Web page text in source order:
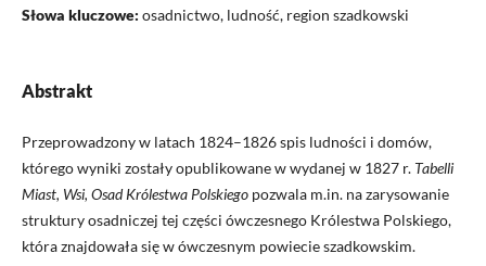
Słowa kluczowe: osadnictwo, ludność, region szadkowski
Abstrakt
Przeprowadzony w latach 1824–1826 spis ludności i domów,
którego wyniki zostały opublikowane w wydanej w 1827 r. Tabelli
Miast, Wsi, Osad Królestwa Polskiego pozwala m.in. na zarysowanie
struktury osadniczej tej części ówczesnego Królestwa Polskiego,
która znajdowała się w ówczesnym powiecie szadkowskim.